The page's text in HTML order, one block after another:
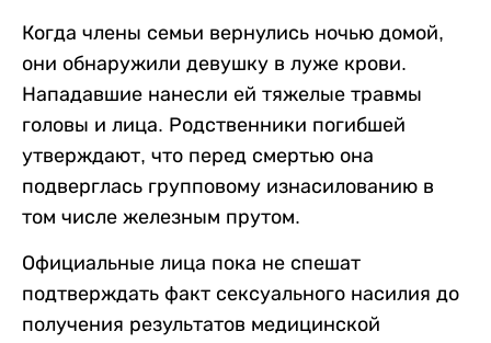
Когда члены семьи вернулись ночью домой,
они обнаружили девушку в луже крови.
Нападавшие нанесли ей тяжелые травмы
головы и лица. Родственники погибшей
утверждают, что перед смертью она
подверглась групповому изнасилованию в
том числе железным прутом.
Официальные лица пока не спешат
подтверждать факт сексуального насилия до
получения результатов медицинской